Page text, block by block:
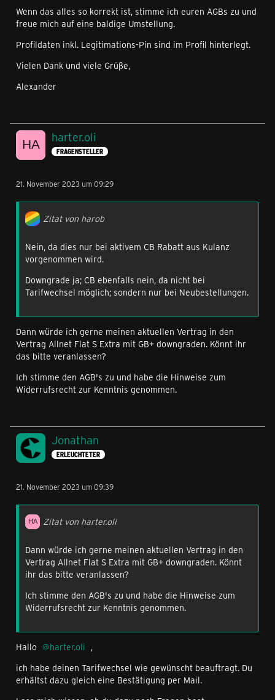
Wenn das alles so korrekt ist, stimme ich euren AGBs zu und
freue mich auf eine baldige Umstellung.
Profildaten inkl. Legitimations-Pin sind im Profil hinterlegt.
Vielen Dank und viele Grüße,
Alexander
harter.oli
FRAGENSTELLER
21. November 2023 um 09:29
Zitat von harob
Nein, da dies nur bei aktivem CB Rabatt aus Kulanz
vorgenommen wird.
Downgrade ja; CB ebenfalls nein, da nicht bei
Tarifwechsel möglich; sondern nur bei Neubestellungen.
Dann würde ich gerne meinen aktuellen Vertrag in den
Vertrag Allnet Flat S Extra mit GB+ downgraden. Könnt ihr
das bitte veranlassen?
Ich stimme den AGB's zu und habe die Hinweise zum
Widerrufsrecht zur Kenntnis genommen.
Jonathan
ERLEUCHTETER
21. November 2023 um 09:39
Zitat von harter.oli
Dann würde ich gerne meinen aktuellen Vertrag in den
Vertrag Allnet Flat S Extra mit GB+ downgraden. Könnt
ihr das bitte veranlassen?
Ich stimme den AGB's zu und habe die Hinweise zum
Widerrufsrecht zur Kenntnis genommen.
Hallo harter.oli ,
ich habe deinen Tarifwechsel wie gewünscht beauftragt. Du
erhältst dazu gleich eine Bestätigung per Mail.